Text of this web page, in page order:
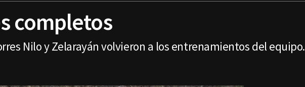
completos
Nilo y Zelarayán volvieron a los entrenamientos del equipo.